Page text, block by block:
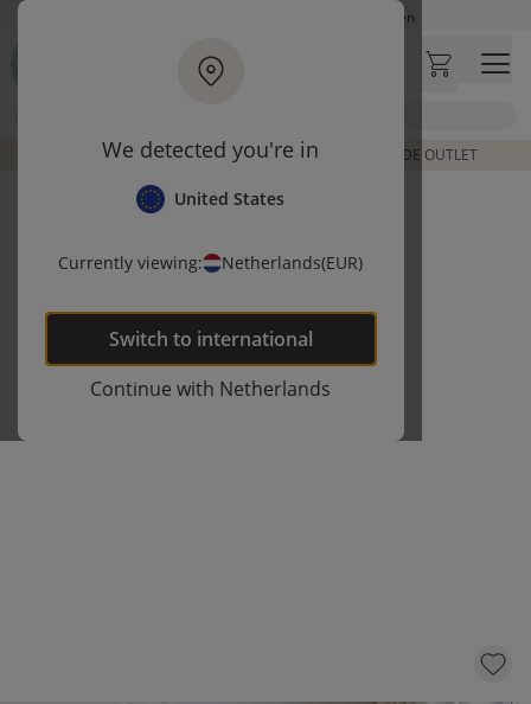
We detected you're in
United States
Currently viewing: Netherlands(EUR)
Switch to international
Continue with Netherlands
Ga naar hoofdinhoudOp werkdagen besteld, zelfde dag verzonden
Let op: vertraging bij PostNL. Levering duurt mogelijk langer
Bezoek onze concept store
DE LAATSTE ITEMS UIT VORIGE COLLECTIES | SHOP DE OUTLET